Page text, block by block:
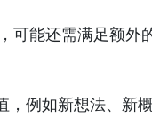
可能还需满足额外
例如新想法、新